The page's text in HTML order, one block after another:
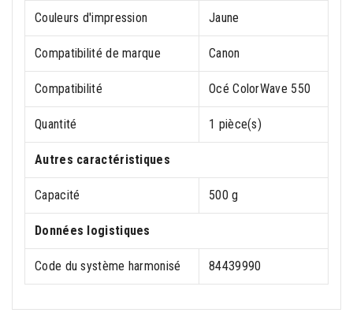
Couleurs d'impression Jaune
Compatibilité de marque Canon
Compatibilité Océ ColorWave 550
Quantité 1 pièce(s)
Autres caractéristiques
Capacité 500 g
Données logistiques
Code du système harmonisé 84439990